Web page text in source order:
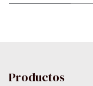
Productos